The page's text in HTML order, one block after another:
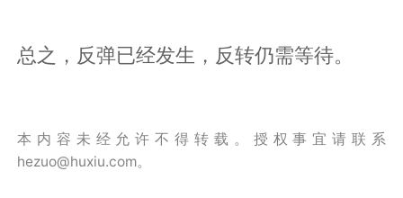
总之，反弹已经发生，反转仍需等待。
本内容未经允许不得转载。授权事宜请联系
hezuo@huxiu.com。